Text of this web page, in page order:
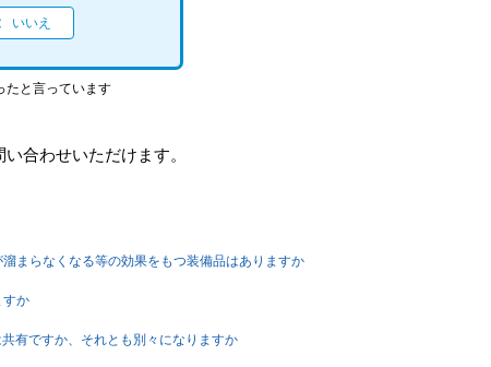
たと言っています
合わせいただけます。
まらなくなる等の効果をもつ装備品はありますか
すか
有ですか、それとも別々になりますか